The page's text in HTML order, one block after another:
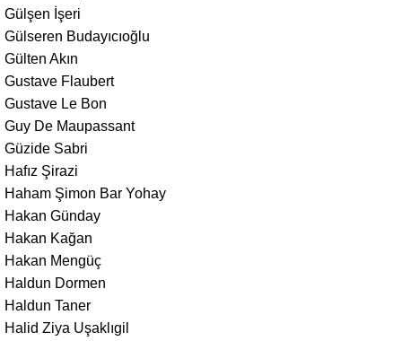
Gülşen İşeri
Gülseren Budayıcıoğlu
Gülten Akın
Gustave Flaubert
Gustave Le Bon
Guy De Maupassant
Güzide Sabri
Hafız Şirazi
Haham Şimon Bar Yohay
Hakan Günday
Hakan Kağan
Hakan Mengüç
Haldun Dormen
Haldun Taner
Halid Ziya Uşaklıgil